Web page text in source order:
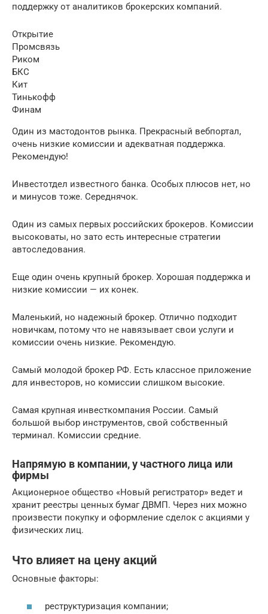
поддержку от аналитиков брокерских компаний.
Открытие
Промсвязь
Риком
БКС
Кит
Тинькофф
Финам
Один из мастодонтов рынка. Прекрасный вебпортал,
очень низкие комиссии и адекватная поддержка.
Рекомендую!
Инвестотдел известного банка. Особых плюсов нет, но
и минусов тоже. Середнячок.
Один из самых первых российских брокеров. Комиссии
высоковаты, но зато есть интересные стратегии
автоследования.
Еще один очень крупный брокер. Хорошая поддержка и
низкие комиссии — их конек.
Маленький, но надежный брокер. Отлично подходит
новичкам, потому что не навязывает свои услуги и
комиссии очень низкие. Рекомендую.
Самый молодой брокер РФ. Есть классное приложение
для инвесторов, но комиссии слишком высокие.
Самая крупная инвесткомпания России. Самый
большой выбор инструментов, свой собственный
терминал. Комиссии средние.
Напрямую в компании, у частного лица или
фирмы
Акционерное общество «Новый регистратор» ведет и
хранит реестры ценных бумаг ДВМП. Через них можно
произвести покупку и оформление сделок с акциями у
физических лиц.
Что влияет на цену акций
Основные факторы:
реструктуризация компании;